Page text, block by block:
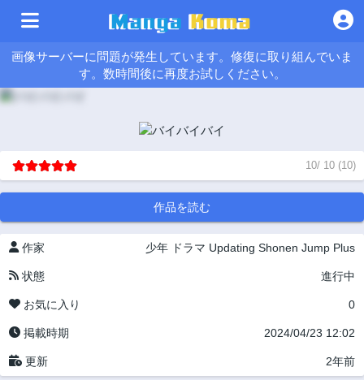
画像サーバーに問題が発生しています。修復に取り組んでいま
す。数時間後に再度お試しください。
10/ 10 (10)
作品を読む
作家 少年 ドラマ Updating Shonen Jump Plus
状態 進行中
お気に入り 0
掲載時期 2024/04/23 12:02
更新 2年前